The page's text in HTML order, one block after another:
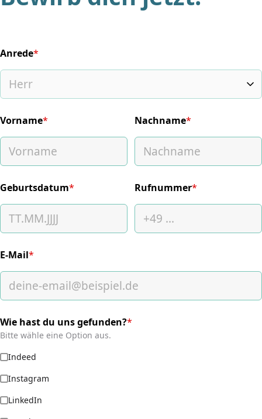
Anrede*
(required)
Vorname*
(required) Nachname*
(required)
Geburtsdatum*
(required) Rufnummer*
(required)
E-Mail*
(required)
Wie hast du uns gefunden?*
(required)
Bitte wähle eine Option aus.
Indeed
Instagram
LinkedIn